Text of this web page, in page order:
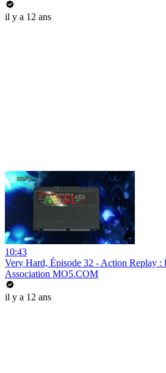
il y a 12 ans
10:43
Very Hard, Épisode 32 - Action Replay :
Association MO5.COM
il y a 12 ans